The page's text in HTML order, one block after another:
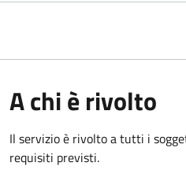
A chi è rivolto
Il servizio è rivolto a tutti i
requisiti previsti.